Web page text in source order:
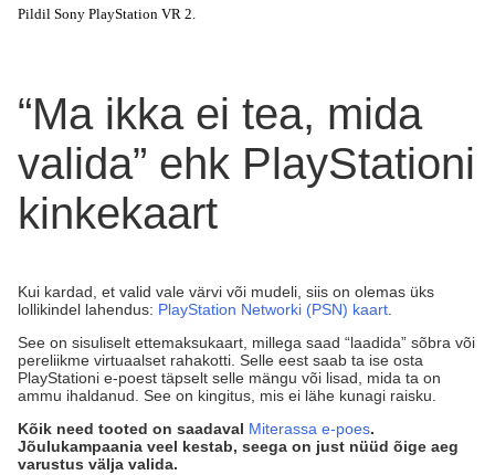
Pildil Sony PlayStation VR 2.
“Ma ikka ei tea, mida
valida” ehk PlayStationi
kinkekaart
Kui kardad, et valid vale värvi või mudeli, siis on olemas üks
lollikindel lahendus: PlayStation Networki (PSN) kaart
See on sisuliselt ettemaksukaart, millega saad “laadida” sõbra või
pereliikme virtuaalset rahakotti. Selle eest saab ta ise osta
PlayStationi e-poest täpselt selle mängu või lisad, mida ta on
ammu ihaldanud. See on kingitus, mis ei lähe kunagi raisku.
Kõik need tooted on saadaval Miterassa e-poes.
Jõulukampaania veel kestab, seega on just nüüd õige aeg
varustus välja valida.